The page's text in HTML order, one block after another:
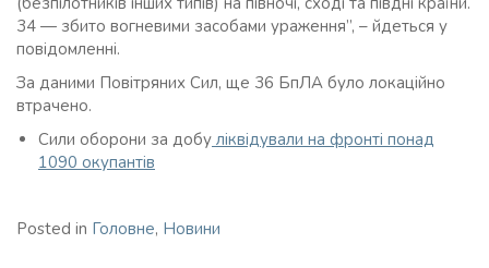
34 — збито вогневими засобами ураження”, – йдеться у
повідомленні.
За даними Повітряних Сил, ще 36 БпЛА було локаційно
втрачено.
Сили оборони за добу ліквідували на фронті понад
1090 окупантів
Posted in Головне, Новини